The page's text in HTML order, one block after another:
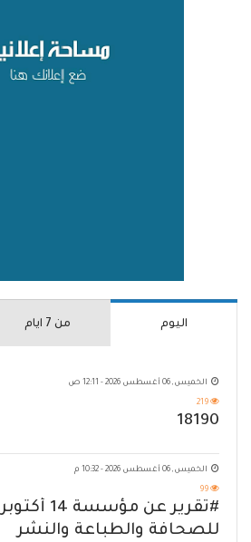
اليوم من 7 ايام
الخميس, 06 أغسطس 2026 - 12:11 ص
219
18190
الخميس, 06 أغسطس 2026 - 10:32 م
99
#تقرير عن مؤسسة 14 أكتوبر
للصحافة والطباعة والنشر